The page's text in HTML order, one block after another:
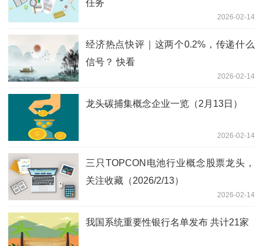
任务
2026-02-14
经济热点快评｜这两个0.2%，传递什么
信号？ 快看
2026-02-14
龙头碳捕集概念企业一览（2月13日）
2026-02-14
三只TOPCON电池行业概念股票龙头，
关注收藏（2026/2/13）
2026-02-14
我国系统重要性银行名单发布 共计21家